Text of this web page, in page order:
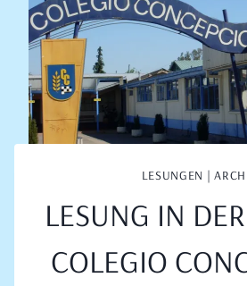
LESUNGEN |
LESUNG IN
COLEGIO